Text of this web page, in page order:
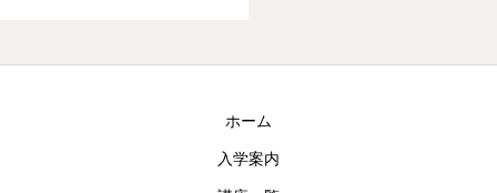
ホーム
入学案内